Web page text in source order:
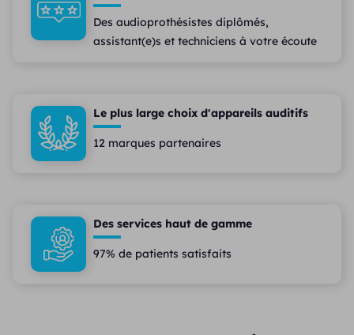
Des audioprothésistes diplômés,
assistant(e)s et techniciens à votre écoute
Le plus large choix d'appareils auditifs
12 marques partenaires
Des services haut de gamme
97% de patients satisfaits